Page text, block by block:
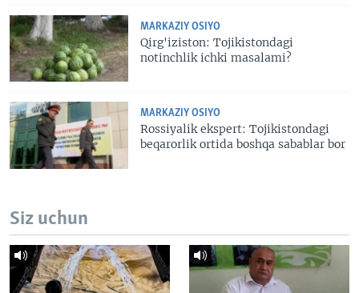
MARKAZIY OSIYO
Qirg'iziston: Tojikistondagi
notinchlik ichki masalami?
MARKAZIY OSIYO
Rossiyalik ekspert: Tojikistondagi
beqarorlik ortida boshqa sabablar bor
Siz uchun